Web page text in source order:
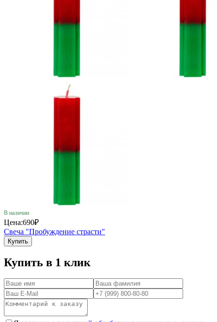
В наличии
Цена:690₽
Свеча "Пробуждение страсти"
Купить
Купить в 1 клик